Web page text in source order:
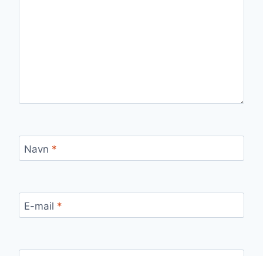
Navn *
E-mail *